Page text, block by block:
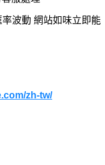
波動 網站如味立即能
zh-tw/